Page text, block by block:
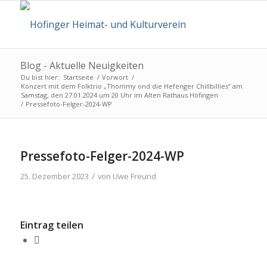
Blog - Aktuelle Neuigkeiten
Du bist hier: Startseite / Vorwort /
Konzert mit dem Folktrio „Thommy ond die Hefenger Chillbillies“ am
Samstag, den 27.01.2024 um 20 Uhr im Alten Rathaus Höfingen
/ Pressefoto-Felger-2024-WP
Pressefoto-Felger-2024-WP
25. Dezember 2023 / von Uwe Freund
Eintrag teilen